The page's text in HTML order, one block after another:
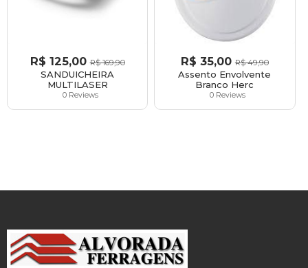
R$ 125,00 R$169,90
SANDUICHEIRA
MULTILASER
0 Reviews
R$ 35,00 R$49,90
Assento Envolvente
Branco Herc
0 Reviews